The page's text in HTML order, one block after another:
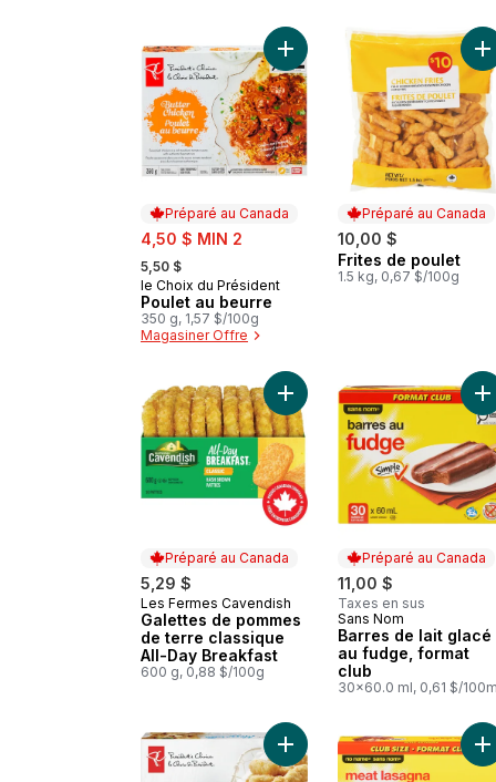
Préparé au Canada
sale:
4,50 $ MIN 2
, formerly:
5,50 $
Préparé au Canada
le Choix du Président
Poulet au beurre
350 g, 1,57 $/100g
Magasiner Offre
Ajouter Poulet au beurre au
Préparé au Canada
10,00 $
Préparé au Canada
Frites de poulet
1.5 kg, 0,67 $/100g
Préparé au Canada
5,29 $
Préparé au Canada
Les Fermes Cavendish
Galettes de pommes
de terre classique
All-Day Breakfast
600 g, 0,88 $/100g
Préparé au Canada
11,00 $
Taxes en sus
Préparé au Canada
Sans Nom
Barres de lait glacé
au fudge, format
club
30x60.0 ml, 0,61 $/
Ajouter Bouchées au